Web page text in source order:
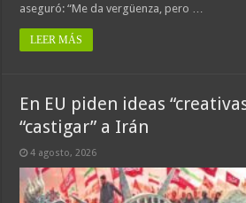
aseguró: “Me da vergüenza, pero …
LEER MÁS
En EU piden ideas
“castigar” a Irán
4 agosto, 2026